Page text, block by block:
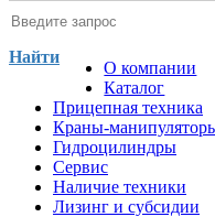
Найти
О компании
Каталог
Прицепная техника
Краны-
Гидроцилиндры
Сервис
Наличие техники
Лизинг и субсидии